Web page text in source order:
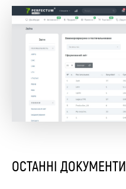
ОСТАННІ ДОКУМЕНТИ